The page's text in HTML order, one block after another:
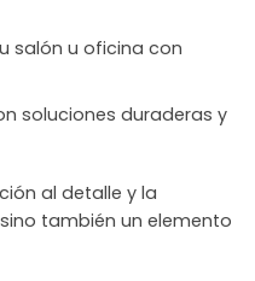
salón u oficina con
soluciones duraderas y
al detalle y la
también un elemento